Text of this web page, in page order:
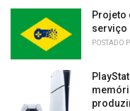
Projeto
serviço
POSTADO